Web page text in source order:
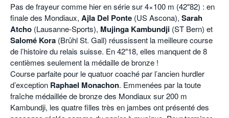
Pas de frayeur comme hier en série sur 4×100 m (42″82) : en
finale des Mondiaux, Ajla Del Ponte (US Ascona), Sarah
Atcho (Lausanne-Sports), Mujinga Kambundji (ST Bern) et
Salomé Kora (Brühl St. Gall) réussissent la meilleure course
de l’histoire du relais suisse. En 42″18, elles manquent de 8
centièmes seulement la médaille de bronze !
Course parfaite pour le quatuor coaché par l’ancien hurdler
d’exception Raphael Monachon. Emmenées par la toute
fraîche médaillée de bronze des Mondiaux sur 200 m
Kambundji, les quatre filles très en jambes ont présenté des